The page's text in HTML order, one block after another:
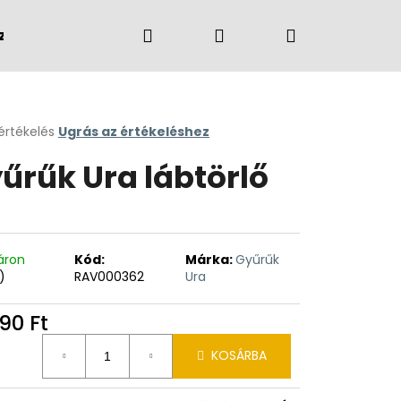
Márkák Keresés Bejelentkezés
Ugrás az értékeléshez
Ura lábtörlő
Kód:
RAV000362
Márka:Gyűrűk
Ura
Ft
KOSÁRBA